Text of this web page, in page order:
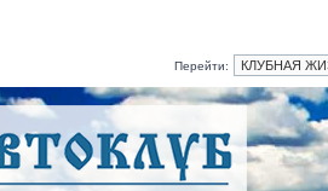
Перейти: